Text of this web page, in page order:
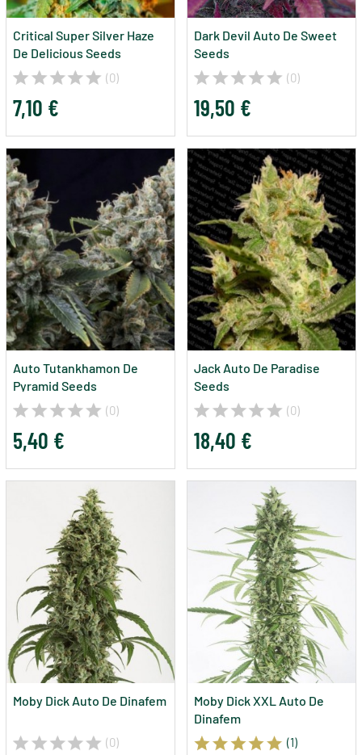
Critical Super Silver Haze
De Delicious Seeds
(0)
7,10 €
Dark Devil Auto De Sweet
Seeds
(0)
19,50 €
Auto Tutankhamon De
Pyramid Seeds
(0)
5,40 €
Jack Auto De Paradise
Seeds
(0)
18,40 €
Moby Dick Auto De Dinafem
(0)
Moby Dick XXL Auto De
Dinafem
(1)